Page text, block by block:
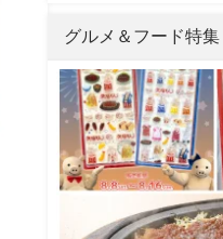
グルメ＆フード特集